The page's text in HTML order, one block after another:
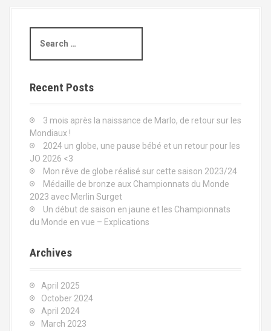
a
c
o
r
:
Recent Posts
3 mois après la naissance de Marlo, de retour sur les
Mondiaux !
2024 un globe, une pause bébé et un retour pour les
JO 2026 <3
Mon rêve de globe réalisé sur cette saison 2023/24
Médaille de bronze aux Championnats du Monde
2023 avec Merlin Surget
Un début de saison en jaune et les Championnats
du Monde en vue – Explications
Archives
April 2025
October 2024
April 2024
March 2023